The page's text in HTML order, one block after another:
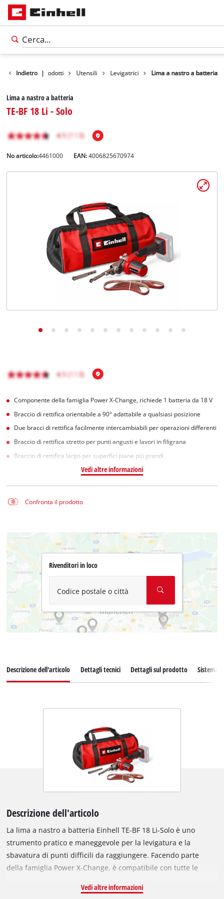
Indietro |Prodotti Utensili Levigatrici Lima a nastro a batteria
Lima a nastro a batteria
TE-BF 18 Li - Solo
No articolo:4461000 EAN:4006825670974
Componente della famiglia Power X-Change, richiede 1 batteria da 18 V
Braccio di rettifica orientabile a 90° adattabile a qualsiasi posizione
Due bracci di rettifica facilmente intercambiabili per operazioni differenti
Braccio di rettifica stretto per punti angusti e lavori in filigrana
Braccio di rettifica largo per superfici piane più grandi
Vedi altre informazioni
Confronta il prodotto
Rivenditori in loco
Codice postale o città
Descrizione dell'articolo Dettagli tecnici Dettagli sul prodotto Sistema
Descrizione dell'articolo
La lima a nastro a batteria Einhell TE-BF 18 Li-Solo è uno
strumento pratico e maneggevole per la levigatura e la
sbavatura di punti difficili da raggiungere. Facendo parte
della famiglia Power X-Change, è compatibile con tutte le
bracci di rettifica intercambiabili di diversa larghezza. Il
Vedi altre informazioni